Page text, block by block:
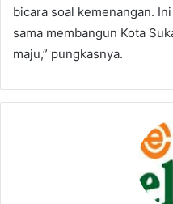
bicara soal kemenangan.
sama membangun Kota
maju,” pungkasnya.